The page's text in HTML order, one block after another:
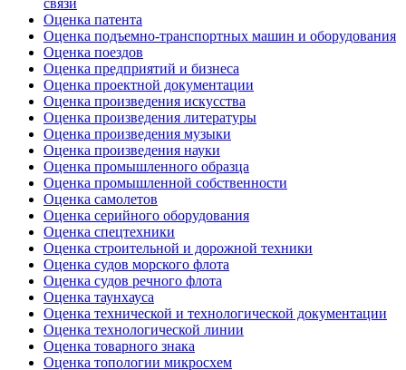
Оценка патента
Оценка подъемно-транспортных машин и оборудования
Оценка поездов
Оценка предприятий и бизнеса
Оценка проектной документации
Оценка произведения искусства
Оценка произведения литературы
Оценка произведения музыки
Оценка произведения науки
Оценка промышленного образца
Оценка промышленной собственности
Оценка самолетов
Оценка серийного оборудования
Оценка спецтехники
Оценка строительной и дорожной техники
Оценка судов морского флота
Оценка судов речного флота
Оценка таунхауса
Оценка технической и технологической документации
Оценка технологической линии
Оценка товарного знака
Оценка топологии микросхем